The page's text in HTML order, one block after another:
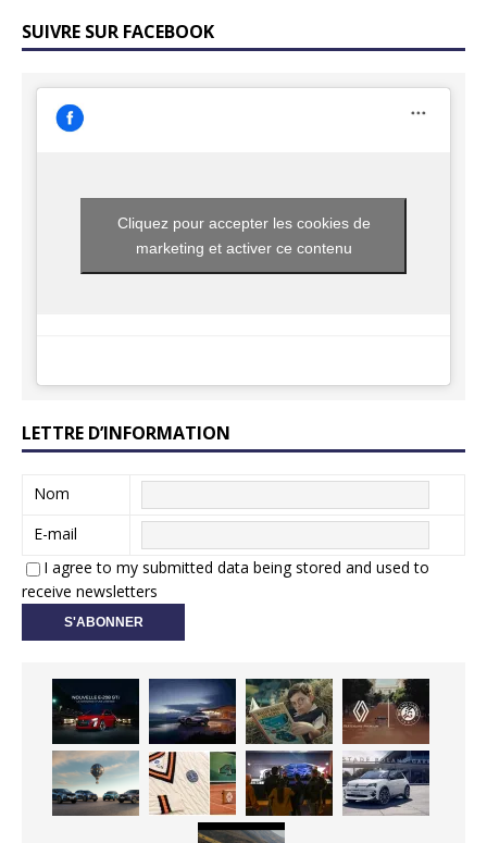
SUIVRE SUR FACEBOOK
Cliquez pour accepter les cookies de
marketing et activer ce contenu
LETTRE D’INFORMATION
Nom
E-mail
I agree to my submitted data being stored and used to
receive newsletters